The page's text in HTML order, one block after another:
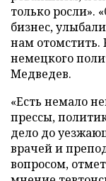
только росли».
бизнес,
нам отомстить.
немецкого
Медведев.
«Есть немало
прессы,
дело до
врачей и
вопросом,